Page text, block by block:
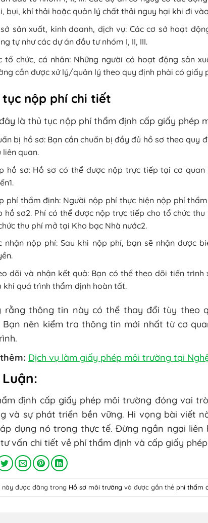
bụi, khí thải hoặc quản lý chất thải nguy hại khi đi
sản xuất, kinh doanh, dịch vụ: Các cơ sở hoạt
tự như các dự án đầu tư nhóm I, II, III.
tổ chức, cá nhân: Những người có hoạt động sản
cần được xử lý/quản lý theo quy định phải có giấy
tục nộp phí chi tiết
là thủ tục nộp phí thẩm định cấp giấy phép
bị hồ sơ: Bạn cần chuẩn bị đầy đủ hồ sơ theo
liên quan.
hồ sơ: Hồ sơ có thể được nộp trực tiếp tại cơ
phí thẩm định: Người nộp phí thực hiện nộp phí
hồ sơ2. Phí có thể được nộp trực tiếp cho tổ chức
thu phí mở tại Kho bạc Nhà nước2.
nhận nộp phí: Sau khi nộp phí, bạn sẽ nhận được
dõi và nhận kết quả: Bạn có thể theo dõi tiến
khi quá trình thẩm định hoàn tất.
rằng thông tin này có thể thay đổi tùy theo
Bạn nên kiểm tra thông tin mới nhất từ cơ
Dịch vụ làm giấy phép môi trường tại
định cấp giấy phép môi trường đóng vai
và sự phát triển bền vững. Hi vọng bài viết
dụng nó trong thực tế. Đừng ngần ngại
vấn chi tiết về phí thẩm định và cấp giấy
này được đăng trong Hồ sơ môi trường và được gắn thẻ phí thẩm